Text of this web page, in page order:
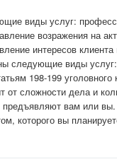
виды услуг:
возражения на
интересов
следующие виды
198-199 уголовного
сложности дела и
вам или
которого вы